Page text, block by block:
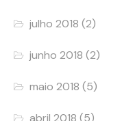
julho 2018 (2)
junho 2018 (2)
maio 2018 (5)
abril 2018 (5)